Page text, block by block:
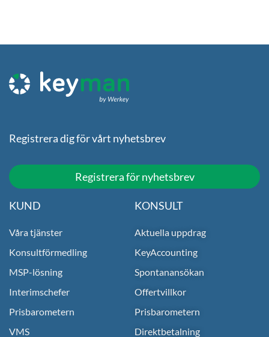
Registrera dig för vårt nyhetsbrev
Registrera för nyhetsbrev
KUND
Våra tjänster
Konsultförmedling
MSP-lösning
Interimschefer
Prisbarometern
VMS
KONSULT
Aktuella uppdrag
KeyAccounting
Spontanansökan
Offertvillkor
Prisbarometern
Direktbetalning